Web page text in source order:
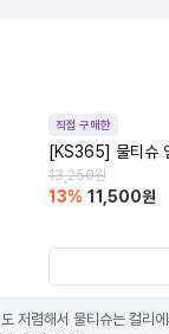
직접 구매한
[KS365] 물티슈
13,250원
13% 11,500원
저렴해서 물티슈는 컬리